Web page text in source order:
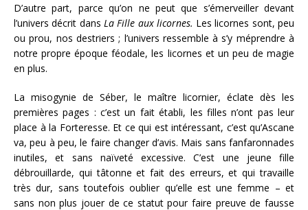
D’autre part, parce qu’on ne peut que s’émerveiller devant
l’univers décrit dans La Fille aux licornes. Les licornes sont, peu
ou prou, nos destriers ; l’univers ressemble à s’y méprendre à
notre propre époque féodale, les licornes et un peu de magie
en plus.
La misogynie de Séber, le maître licornier, éclate dès les
premières pages : c’est un fait établi, les filles n’ont pas leur
place à la Forteresse. Et ce qui est intéressant, c’est qu’Ascane
va, peu à peu, le faire changer d’avis. Mais sans fanfaronnades
inutiles, et sans naïveté excessive. C’est une jeune fille
débrouillarde, qui tâtonne et fait des erreurs, et qui travaille
très dur, sans toutefois oublier qu’elle est une femme – et
sans non plus jouer de ce statut pour faire preuve de fausse